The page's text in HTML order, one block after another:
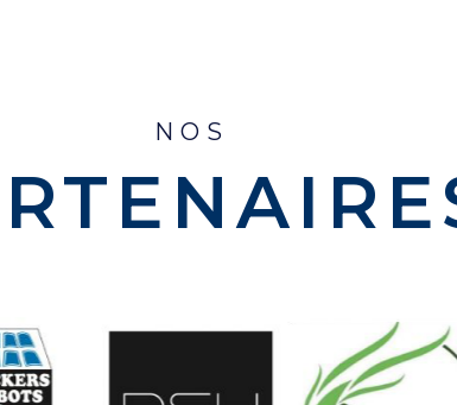
NOS